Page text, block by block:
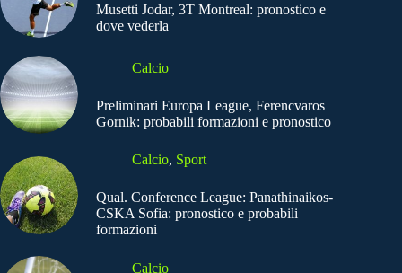
Musetti Jodar, 3T Montreal: pronostico e
dove vederla
Calcio
Preliminari Europa League, Ferencvaros
Gornik: probabili formazioni e pronostico
Calcio, Sport
Qual. Conference League: Panathinaikos-
CSKA Sofia: pronostico e probabili
formazioni
Calcio